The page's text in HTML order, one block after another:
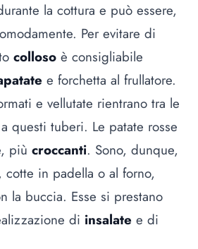
la cottura e può essere,
Per evitare di
colloso è consigliabile
e forchetta al frullatore.
e vellutate rientrano tra le
questi tuberi. Le patate rosse
più croccanti. Sono, dunque,
cotte in padella o al forno,
la buccia. Esse si prestano
di insalate e di